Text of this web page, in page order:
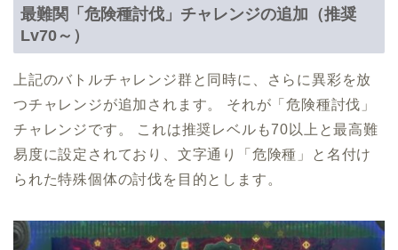
最難関「危険種討伐」チャレンジの追加（推奨
Lv70～）
上記のバトルチャレンジ群と同時に、さらに異彩を放
つチャレンジが追加されます。 それが「危険種討伐」
チャレンジです。 これは推奨レベルも70以上と最高難
易度に設定されており、文字通り「危険種」と名付け
られた特殊個体の討伐を目的とします。